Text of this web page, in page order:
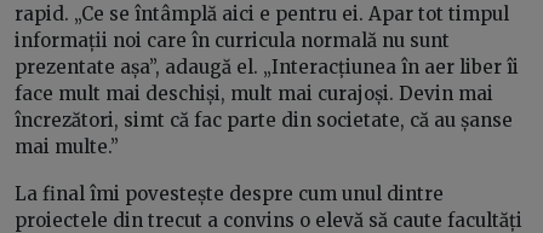
rapid. „Ce se întâmplă aici e pentru ei. Apar tot timpul
informații noi care în curricula normală nu sunt
prezentate așa”, adaugă el. „Interacțiunea în aer liber îi
face mult mai deschiși, mult mai curajoși. Devin mai
încrezători, simt că fac parte din societate, că au șanse
mai multe.”
La final îmi povestește despre cum unul dintre
proiectele din trecut a convins o elevă să caute facultăți